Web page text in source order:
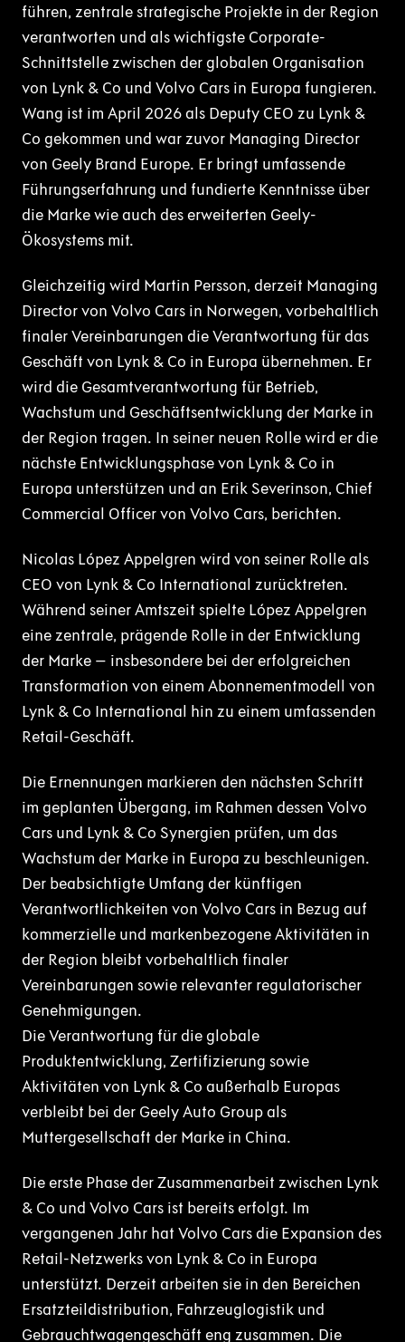
führen, zentrale strategische Projekte in der Region
verantworten und als wichtigste Corporate-
Schnittstelle zwischen der globalen Organisation
von Lynk & Co und Volvo Cars in Europa fungieren.
Wang ist im April 2026 als Deputy CEO zu Lynk &
Co gekommen und war zuvor Managing Director
von Geely Brand Europe. Er bringt umfassende
Führungserfahrung und fundierte Kenntnisse über
die Marke wie auch des erweiterten Geely-
Ökosystems mit.
Gleichzeitig wird Martin Persson, derzeit Managing
Director von Volvo Cars in Norwegen, vorbehaltlich
finaler Vereinbarungen die Verantwortung für das
Geschäft von Lynk & Co in Europa übernehmen. Er
wird die Gesamtverantwortung für Betrieb,
Wachstum und Geschäftsentwicklung der Marke in
der Region tragen. In seiner neuen Rolle wird er die
nächste Entwicklungsphase von Lynk & Co in
Europa unterstützen und an Erik Severinson, Chief
Commercial Officer von Volvo Cars, berichten.
Nicolas López Appelgren wird von seiner Rolle als
CEO von Lynk & Co International zurücktreten.
Während seiner Amtszeit spielte López Appelgren
eine zentrale, prägende Rolle in der Entwicklung
der Marke – insbesondere bei der erfolgreichen
Transformation von einem Abonnementmodell von
Lynk & Co International hin zu einem umfassenden
Retail-Geschäft.
Die Ernennungen markieren den nächsten Schritt
im geplanten Übergang, im Rahmen dessen Volvo
Cars und Lynk & Co Synergien prüfen, um das
Wachstum der Marke in Europa zu beschleunigen.
Der beabsichtigte Umfang der künftigen
Verantwortlichkeiten von Volvo Cars in Bezug auf
kommerzielle und markenbezogene Aktivitäten in
der Region bleibt vorbehaltlich finaler
Vereinbarungen sowie relevanter regulatorischer
Genehmigungen.
Die Verantwortung für die globale
Produktentwicklung, Zertifizierung sowie
Aktivitäten von Lynk & Co außerhalb Europas
verbleibt bei der Geely Auto Group als
Muttergesellschaft der Marke in China.
Die erste Phase der Zusammenarbeit zwischen Lynk
& Co und Volvo Cars ist bereits erfolgt. Im
vergangenen Jahr hat Volvo Cars die Expansion des
Retail-Netzwerks von Lynk & Co in Europa
unterstützt. Derzeit arbeiten sie in den Bereichen
Ersatzteildistribution, Fahrzeuglogistik und
Gebrauchtwagengeschäft eng zusammen. Die